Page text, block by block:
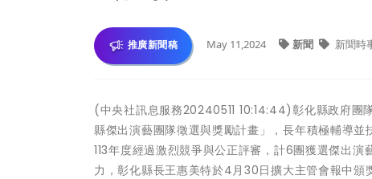
推廣新聞稿 May 11,2024 新聞 新聞時
(中央社訊息服務20240511 10:14:44)彰化縣政府團
縣傑出演藝團隊徵選與獎勵計畫」，長年積極輔導
113年度經過激烈競爭與公正評審，計6團獲選傑出
力，彰化縣長王惠美特於4月30日擴大主管會報中頒